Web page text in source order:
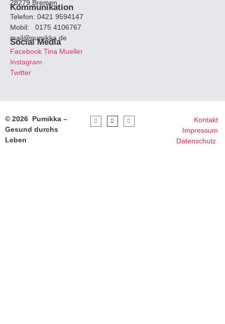
28279 Bremen
Kommunikation
Telefon: 0421 9594147
Mobil: 0175 4106767
mail@pumikka.de
Social Media
Facebook Tina Mueller
Instagram
Twitter
© 2026 Pumikka –
Gesund durchs
Leben
Kontakt
Impressum
Datenschutz